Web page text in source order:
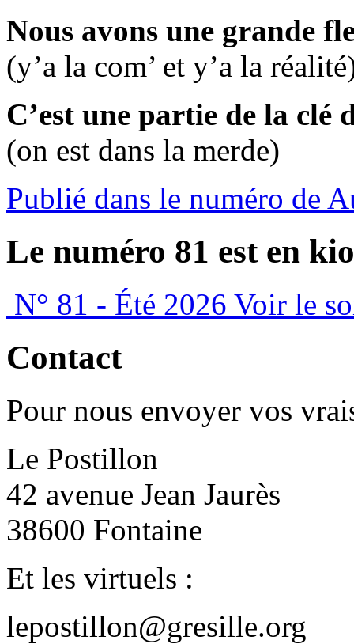
Nous avons une grande
(y’a la com’ et y’a la
C’est une partie de la clé
(on est dans la merde)
Publié dans le numéro de
Le numéro 81 est en
N° 81 - Été 2026 Voir le
Contact
Pour nous envoyer vos
Le Postillon
42 avenue Jean Jaurès
38600 Fontaine
Et les virtuels :
lepostillon@gresille.org